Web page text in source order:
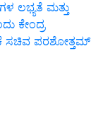
ಲಭ್ಯತೆ ಮತ್ತು
ಕೇಂದ್ರ
ಸಚಿವ ಪರಶೋತ್ತಮ್